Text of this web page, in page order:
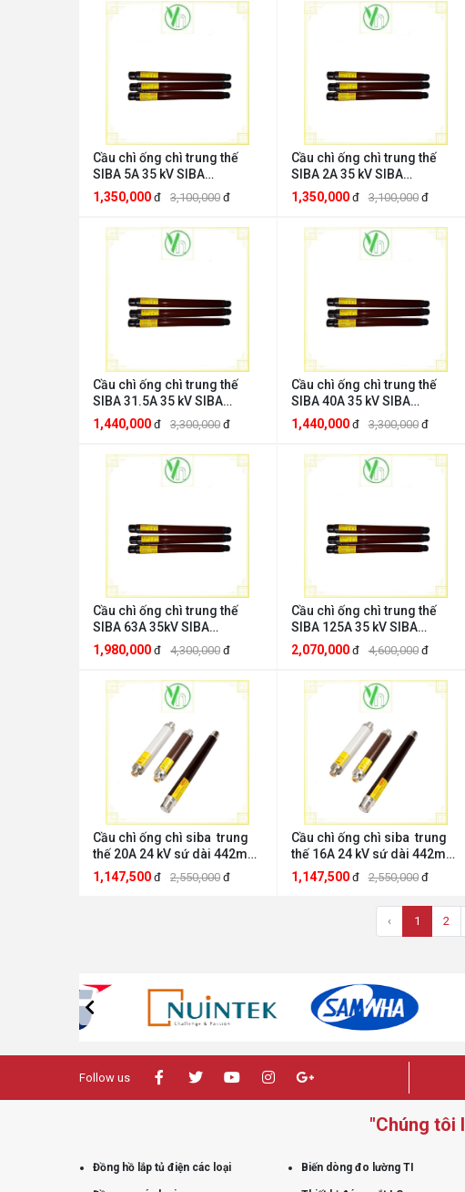
Cầu chì ống chì trung thế
SIBA 5A 35 kV SIBA
CTTT35kV5A
1,350,000 đ 3,100,000 đ
Cầu chì ống chì trung thế
SIBA 2A 35 kV SIBA
CTTT35kV2A
1,350,000 đ 3,100,000 đ
Cầu chì ống chì trung thế
SIBA 31.5A 35 kV SIBA
CTTT35kV31.5A
1,440,000 đ 3,300,000 đ
Cầu chì ống chì trung thế
SIBA 40A 35 kV SIBA
CTTT35kV40A
1,440,000 đ 3,300,000 đ
Cầu chì ống chì trung thế
SIBA 63A 35kV SIBA
CTTT35kV63A
1,980,000 đ 4,300,000 đ
Cầu chì ống chì trung thế
SIBA 125A 35 kV SIBA
CTTT35kV125A
2,070,000 đ 4,600,000 đ
Cầu chì ống chì siba trung
thế 20A 24 kV sứ dài 442mm
SIBA CCTT24kv20A
1,147,500 đ 2,550,000 đ
Cầu chì ống chì siba trung
thế 16A 24 kV sứ dài 442mm
SIBA CTTT24kv16A
1,147,500 đ 2,550,000 đ
‹ 1 2
Follow us
"Chúng tôi
Đồng hồ lắp tủ điện các loại Biến dòng đo lường TI